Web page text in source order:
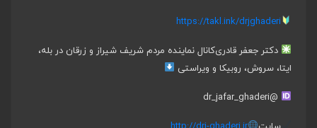
https://takl.ink/drjghaderi
دکتر جعفر قادریکانال نماینده مردم شریف شیراز و زرقان در بله،
ایتا، سروش، روبیکا و ویراستی
@dr_jafar_ghaderi